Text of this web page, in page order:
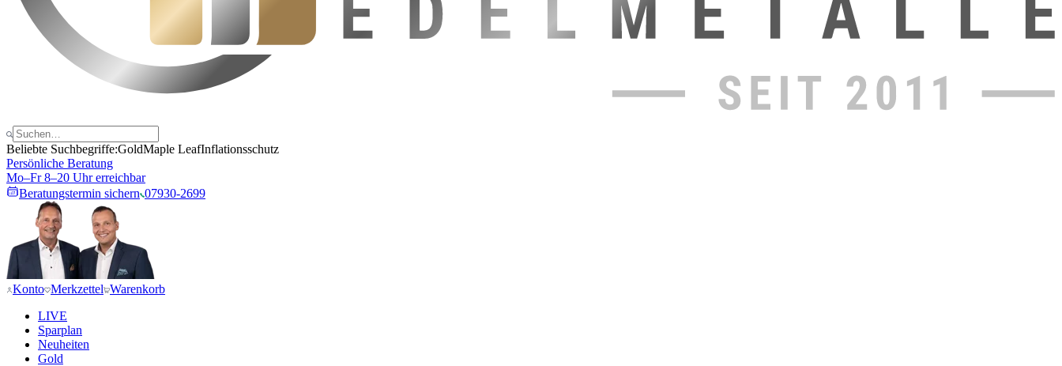
Beliebte Suchbegriffe:GoldMaple LeafInflationsschutz
Persönliche Beratung
Mo–Fr 8–20 Uhr erreichbar
Beratungstermin sichern 07930-2699
Konto Merkzettel Warenkorb
LIVE
Sparplan
Neuheiten
Gold